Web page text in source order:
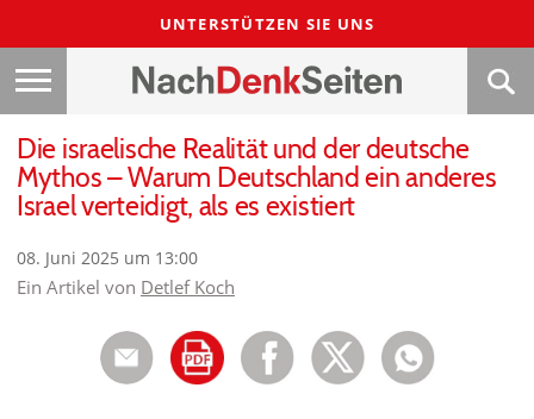
UNTERSTÜTZEN SIE UNS
Die israelische Realität und der deutsche
Mythos – Warum Deutschland ein anderes
Israel verteidigt, als es existiert
08. Juni 2025 um 13:00
Ein Artikel von Detlef Koch